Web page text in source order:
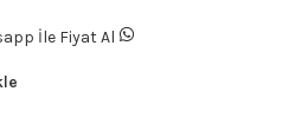
İle Fiyat Al